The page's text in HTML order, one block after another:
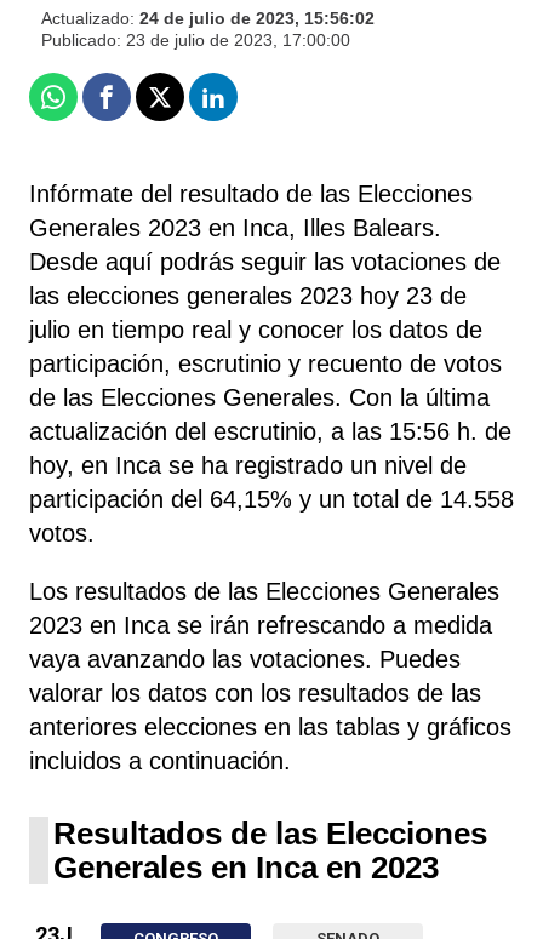
Actualizado: 24 de julio de 2023, 15:56:02
Publicado: 23 de julio de 2023, 17:00:00
WhatsappFacebook
X Linkedin
Infórmate del resultado de las Elecciones
Generales 2023 en Inca, Illes Balears.
Desde aquí podrás seguir las votaciones de
las elecciones generales 2023 hoy 23 de
julio en tiempo real y conocer los datos de
participación, escrutinio y recuento de votos
de las Elecciones Generales. Con la última
actualización del escrutinio, a las 15:56 h. de
hoy, en Inca se ha registrado un nivel de
participación del 64,15% y un total de 14.558
votos.
Los resultados de las Elecciones Generales
2023 en Inca se irán refrescando a medida
vaya avanzando las votaciones. Puedes
valorar los datos con los resultados de las
anteriores elecciones en las tablas y gráficos
incluidos a continuación.
Resultados de las Elecciones
Generales en Inca en 2023